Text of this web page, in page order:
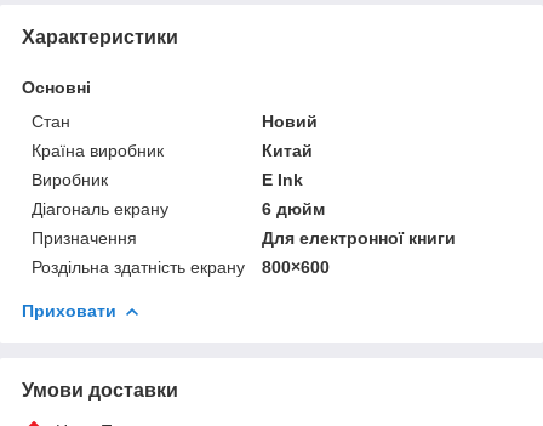
Характеристики
Основні
Стан
Новий
Країна виробник
Китай
Виробник
E Ink
Діагональ екрану
6 дюйм
Призначення
Для електронної книги
Роздільна здатність екрану
800×600
Приховати
Умови доставки